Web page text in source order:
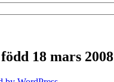
18 mars 2008